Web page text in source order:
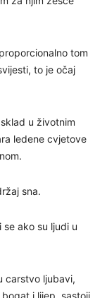
tom
to je očaj
u životnim
ledene cvjetove
sna.
ako su ljudi u
carstvo ljubavi,
i lijep, sastoji